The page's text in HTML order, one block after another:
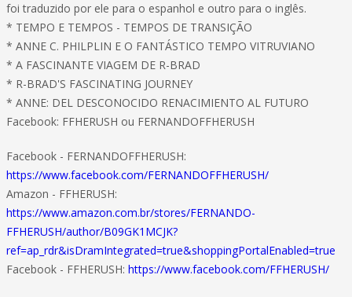
foi traduzido por ele para o espanhol e outro para o inglês.
* TEMPO E TEMPOS - TEMPOS DE TRANSIÇÃO
* ANNE C. PHILPLIN E O FANTÁSTICO TEMPO VITRUVIANO
* A FASCINANTE VIAGEM DE R-BRAD
* R-BRAD'S FASCINATING JOURNEY
* ANNE: DEL DESCONOCIDO RENACIMIENTO AL FUTURO
Facebook: FFHERUSH ou FERNANDOFFHERUSH
Facebook - FERNANDOFFHERUSH:
https://www.facebook.com/FERNANDOFFHERUSH/
Amazon - FFHERUSH:
https://www.amazon.com.br/stores/FERNANDO-
FFHERUSH/author/B09GK1MCJK?
ref=ap_rdr&isDramIntegrated=true&shoppingPortalEnabled=true
Facebook - FFHERUSH: https://www.facebook.com/FFHERUSH/